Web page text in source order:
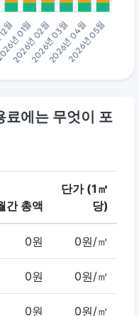
료에는 무엇이 포
간 총액
단가 (1㎡
당)
0원 0원/㎡
0원 0원/㎡
0원 0원/㎡